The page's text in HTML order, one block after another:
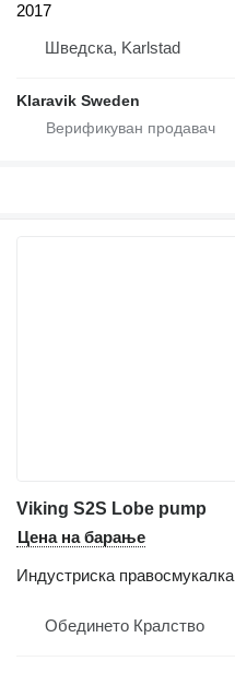
2017
Шведска, Karlstad
Klaravik Sweden
Viking S2S Lobe pump
Цена на барање
Индустриска правосмукалка
Обединето Кралство